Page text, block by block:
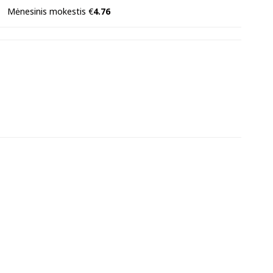
Mėnesinis mokestis €4.76